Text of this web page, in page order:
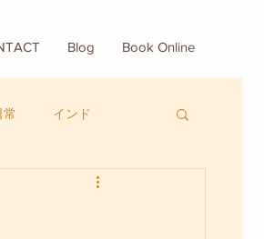
Blog Book Online
常 インド